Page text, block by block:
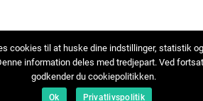
cookies til at huske dine indstillinger, statistik
information deles med tredjepart. Ved
godkender du cookiepolitikken.
Ok Privatlivspolitik